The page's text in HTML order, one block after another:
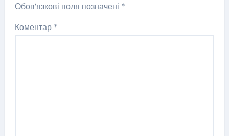
Обов’язкові поля позначені *
Коментар *